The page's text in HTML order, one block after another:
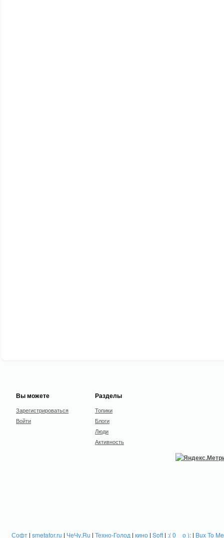
Вы можете
Зарегистрироваться
Войти
Разделы
Топики
Блоги
Люди
Активность
Софт| smetafor.ru | ЧеЧу.Ru | Техно-Голод | кино| Soft| :( 0 _ о ):| Bux To Me